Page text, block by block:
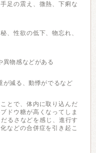
足の震え、微熱、下痢な
、性欲の低下、物忘れ、
異物感などがある
が減る、動悸がでるなど
とで、体内に取り込んだ
ドウ糖が高くなってしま
るさなどを感じ、進行す
などの合併症を引き起こ